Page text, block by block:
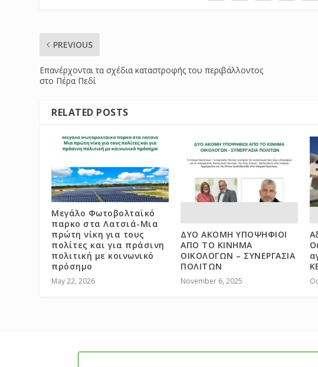
PREVIOUS
Επανέρχονται τα σχέδια καταστροφής του περιβάλλοντος
στο Πέρα Πεδί
RELATED POSTS
Μεγάλο Φωτοβολταϊκό
παρκο στα Λατσιά-Μια
πρώτη νίκη για τους
πολίτες και για πράσινη
πολιτική με κοινωνικό
πρόσημο
May 22, 2026
ΔΥΟ ΑΚΟΜΗ ΥΠΟΨΗΦΙΟΙ
ΑΠΟ ΤΟ ΚΙΝΗΜΑ
ΟΙΚΟΛΟΓΩΝ – ΣΥΝΕΡΓΑΣΙΑ
ΠΟΛΙΤΩΝ
November 6, 2025